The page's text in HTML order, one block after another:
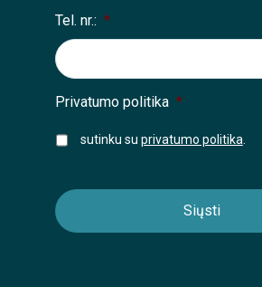
Tel. nr.: *
Privatumo politika *
sutinku su privatumo politika